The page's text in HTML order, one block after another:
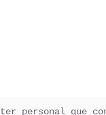
personal que